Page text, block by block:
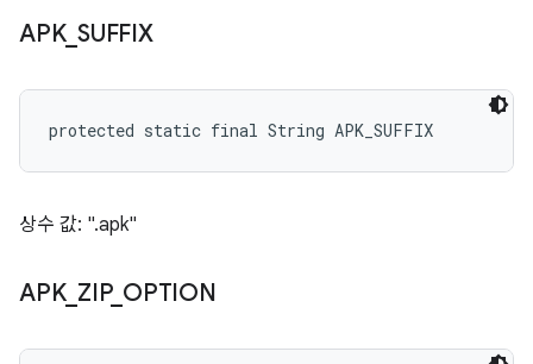
APK_ SUFFIX
protected static final String APK_SUFFIX
상수 값: ".apk"
APK_ ZIP_ OPTION